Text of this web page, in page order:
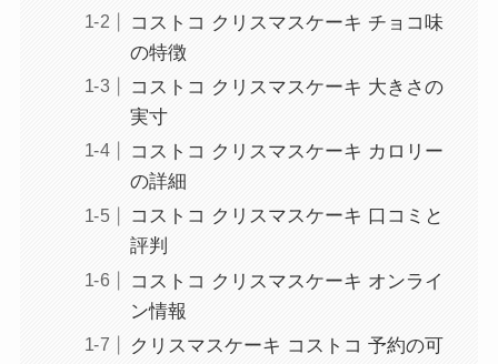
コストコ クリスマスケーキ チョコ味
の特徴
コストコ クリスマスケーキ 大きさの
実寸
コストコ クリスマスケーキ カロリー
の詳細
コストコ クリスマスケーキ 口コミと
評判
コストコ クリスマスケーキ オンライ
ン情報
クリスマスケーキ コストコ 予約の可